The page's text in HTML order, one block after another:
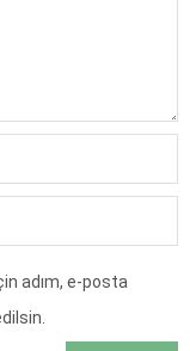
adım, e-posta